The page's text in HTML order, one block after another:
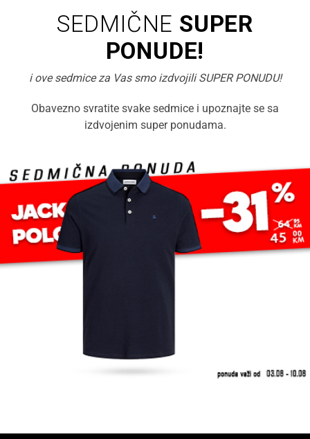
SEDMIČNE SUPER
PONUDE!
i ove sedmice za Vas smo izdvojili SUPER PONUDU!
Obavezno svratite svake sedmice i upoznajte se sa
izdvojenim super ponudama.